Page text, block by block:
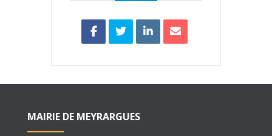
MAIRIE DE MEYRARGUES